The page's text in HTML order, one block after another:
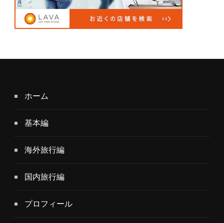
ホーム
基本編
海外旅行編
国内旅行編
プロフィール